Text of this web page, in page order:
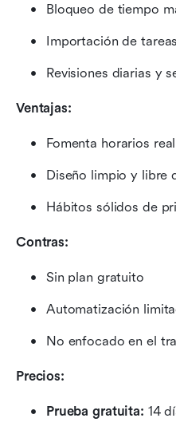
Bloqueo de tiempo
Importación de
Revisiones diarias y
Ventajas:
Fomenta horarios
Diseño limpio y libre
Hábitos sólidos de
Contras:
Sin plan gratuito
Automatización
No enfocado en el
Precios:
Prueba gratuita: 14